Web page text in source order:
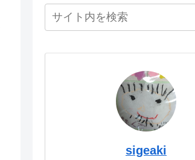
sigeaki